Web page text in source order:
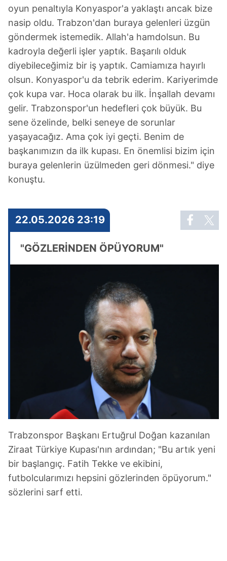
oyun penaltıyla Konyaspor'a yaklaştı ancak bize
nasip oldu. Trabzon'dan buraya gelenleri üzgün
göndermek istemedik. Allah'a hamdolsun. Bu
kadroyla değerli işler yaptık. Başarılı olduk
diyebileceğimiz bir iş yaptık. Camiamıza hayırlı
olsun. Konyaspor'u da tebrik ederim. Kariyerimde
çok kupa var. Hoca olarak bu ilk. İnşallah devamı
gelir. Trabzonspor'un hedefleri çok büyük. Bu
sene özelinde, belki seneye de sorunlar
yaşayacağız. Ama çok iyi geçti. Benim de
başkanımızın da ilk kupası. En önemlisi bizim için
buraya gelenlerin üzülmeden geri dönmesi." diye
konuştu.
22.05.2026 23:19
"GÖZLERİNDEN ÖPÜYORUM"
Trabzonspor Başkanı Ertuğrul Doğan kazanılan
Ziraat Türkiye Kupası'nın ardından; "Bu artık yeni
bir başlangıç. Fatih Tekke ve ekibini,
futbolcularımızı hepsini gözlerinden öpüyorum."
sözlerini sarf etti.